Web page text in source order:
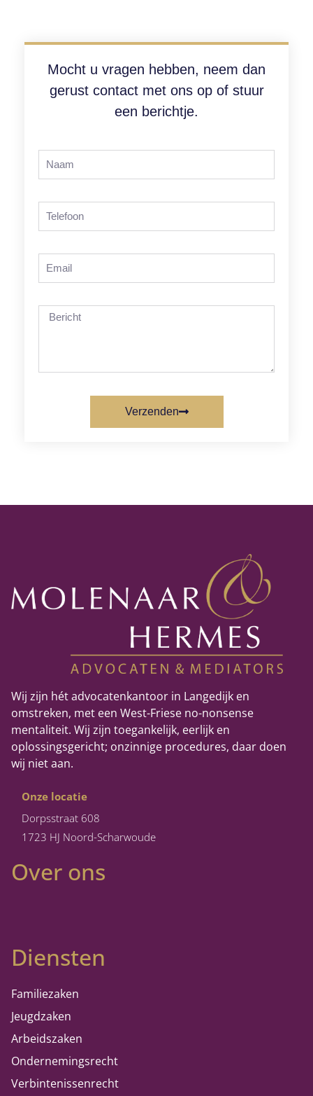
Mocht u vragen hebben, neem dan
gerust contact met ons op of stuur
een berichtje.
Verzenden
Wij zijn hét advocatenkantoor in Langedijk en
omstreken, met een West-Friese no-nonsense
mentaliteit. Wij zijn toegankelijk, eerlijk en
oplossingsgericht; onzinnige procedures, daar doen
wij niet aan.
Onze locatie
Dorpsstraat 608
1723 HJ Noord-Scharwoude
Over ons
Diensten
Familiezaken
Jeugdzaken
Arbeidszaken
Ondernemingsrecht
Verbintenissenrecht